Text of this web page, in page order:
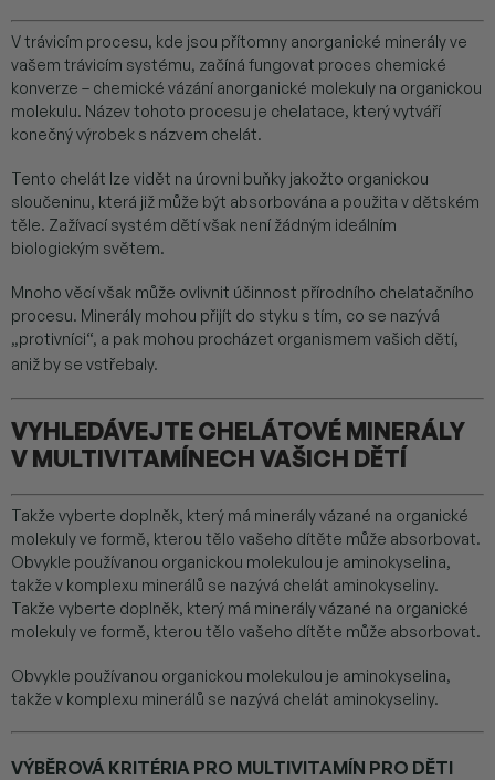
V trávicím procesu, kde jsou přítomny anorganické minerály ve
vašem trávicím systému, začíná fungovat proces chemické
konverze – chemické vázání anorganické molekuly na organickou
molekulu. Název tohoto procesu je chelatace, který vytváří
konečný výrobek s názvem chelát.
Tento chelát lze vidět na úrovni buňky jakožto organickou
sloučeninu, která již může být absorbována a použita v dětském
těle. Zažívací systém dětí však není žádným ideálním
biologickým světem.
Mnoho věcí však může ovlivnit účinnost přírodního chelatačního
procesu. Minerály mohou přijít do styku s tím, co se nazývá
„protivníci“, a pak mohou procházet organismem vašich dětí,
aniž by se vstřebaly.
VYHLEDÁVEJTE CHELÁTOVÉ MINERÁLY
V MULTIVITAMÍNECH VAŠICH DĚTÍ
Takže vyberte doplněk, který má minerály vázané na organické
molekuly ve formě, kterou tělo vašeho dítěte může absorbovat.
Obvykle používanou organickou molekulou je aminokyselina,
takže v komplexu minerálů se nazývá chelát aminokyseliny.
Takže vyberte doplněk, který má minerály vázané na organické
molekuly ve formě, kterou tělo vašeho dítěte může absorbovat.
Obvykle používanou organickou molekulou je aminokyselina,
takže v komplexu minerálů se nazývá chelát aminokyseliny.
VÝBĚROVÁ KRITÉRIA PRO MULTIVITAMÍN PRO DĚTI